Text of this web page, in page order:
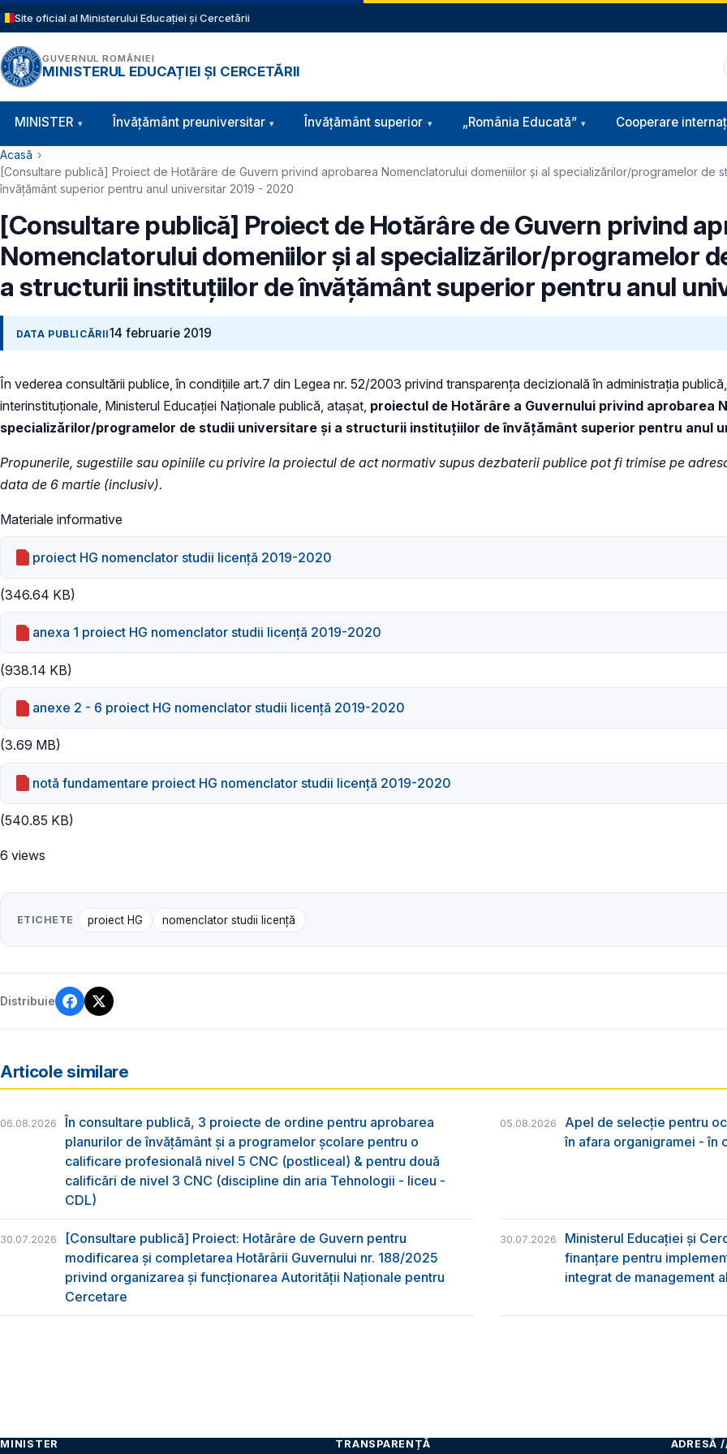
Sari la conținutul principal
Site oficial al Ministerului Educației și Cercetării
GUVERNUL ROMÂNIEI
MINISTERUL EDUCAȚIEI ȘI CERCETĂRII
Navigație principală
MINISTER Învăţământ preuniversitar Învățământ superior „România Educată” Cooperare
Cale de navigare
Acasă
[Consultare publică] Proiect de Hotărâre de Guvern privind aprobarea Nomenclatorului domeniilor și al specializărilor/programelor de
învățământ superior pentru anul universitar 2019 - 2020
[Consultare publică] Proiect de Hotărâre de Guvern privind
Nomenclatorului domeniilor și al specializărilor/programelor
a structurii instituțiilor de învățământ superior pentru anul
DATA PUBLICĂRII14 februarie 2019
În vederea consultării publice, în condiţiile art.7 din Legea nr. 52/2003 privind transparenţa decizională în administraţia
interinstituționale, Ministerul Educației Naţionale publică, atașat, proiectul de Hotărâre a Guvernului privind aprobarea
specializărilor/programelor de studii universitare şi a structurii instituțiilor de învăţământ superior pentru anul
Propunerile, sugestiile sau opiniile cu privire la proiectul de act normativ supus dezbaterii publice pot fi trimise pe
data de 6 martie (inclusiv).
Materiale informative
proiect HG nomenclator studii licență 2019-2020
(346.64 KB)
anexa 1 proiect HG nomenclator studii licență 2019-2020
(938.14 KB)
anexe 2 - 6 proiect HG nomenclator studii licență 2019-2020
(3.69 MB)
notă fundamentare proiect HG nomenclator studii licență 2019-2020
(540.85 KB)
6 views
ETICHETE proiect HG nomenclator studii licență
Distribuie
Articole similare
06.08.2026
În consultare publică, 3 proiecte de ordine pentru aprobarea
planurilor de învățământ și a programelor școlare pentru o
calificare profesională nivel 5 CNC (postliceal) & pentru două
calificări de nivel 3 CNC (discipline din aria Tehnologii - liceu -
CDL)
05.08.2026
Apel de selecție pentru
în afara organigramei - în
30.07.2026
[Consultare publică] Proiect: Hotărâre de Guvern pentru
modificarea și completarea Hotărârii Guvernului nr. 188/2025
privind organizarea şi funcţionarea Autorităţii Naţionale pentru
Cercetare
30.07.2026
Ministerul Educației și
finanțare pentru
integrat de management
MINISTER TRANSPARENȚĂ ADRESĂ